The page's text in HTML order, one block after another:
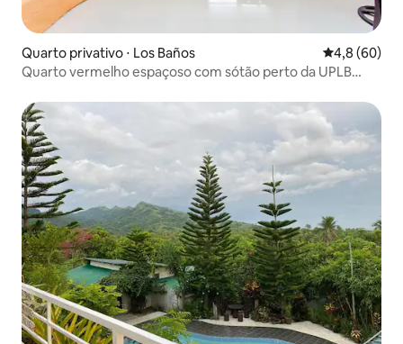
Quarto privativo ⋅ Los Baños 4,8 de uma
4,8 (60)
Quarto vermelho espaçoso com sótão perto da UPLB